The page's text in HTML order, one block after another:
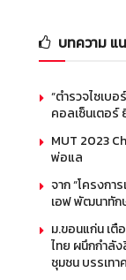
บทความ แ
“ตำรวจไซเบ
คอลเซ็นเตอ
MUT 2023
พ่อแล
จาก “โครงกา
เอฟ พัฒนาทัก
ม.ขอนแก่น เ
ไทย ผนึกกำลั
ชุมชน บรรเท